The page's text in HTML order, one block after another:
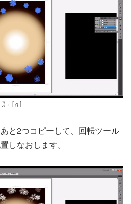
+ [ g ]
と2つコピーして、回転ツール
しなおします。